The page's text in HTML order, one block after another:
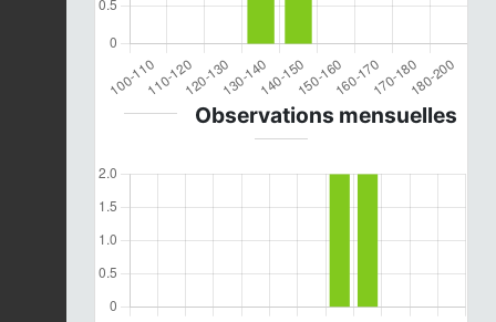
Observations mensuelles